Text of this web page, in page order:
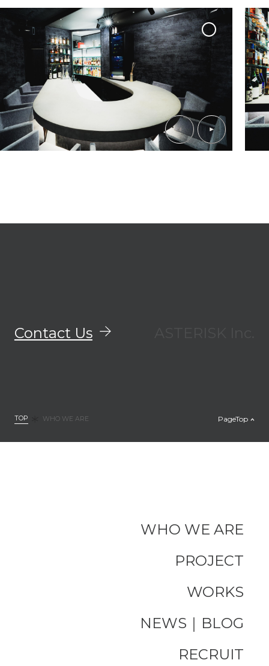
Contact Us
PageTop
TOP WHO WE ARE
WHO WE ARE
PROJECT
WORKS
NEWS｜BLOG
RECRUIT